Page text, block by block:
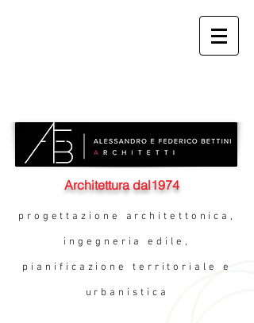
Architettura dal1974
progettazione architettonica,
ingegneria edile,
pianificazione territoriale e
urbanistica